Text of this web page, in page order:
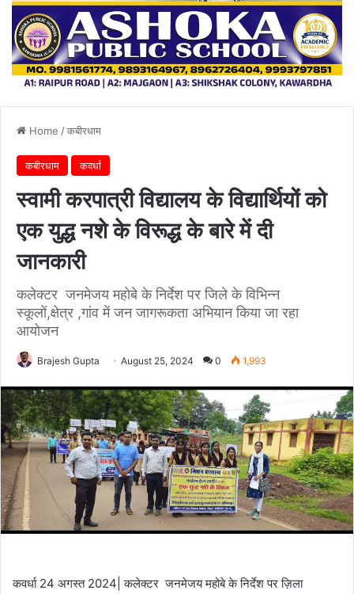
Home /कबीरधाम
कबीरधाम कवर्धा
स्वामी करपात्री विद्यालय के विद्यार्थियों को
एक युद्ध नशे के विरूद्ध के बारे में दी
जानकारी
कलेक्टर जनमेजय महोबे के निर्देश पर जिले के विभिन्न
स्कूलों,क्षेत्र ,गांव में जन जागरूकता अभियान किया जा रहा
आयोजन
Brajesh Gupta August 25, 2024 0 1,993
कवर्धा 24 अगस्त 2024| कलेक्टर जनमेजय महोबे के निर्देश पर ज़िला